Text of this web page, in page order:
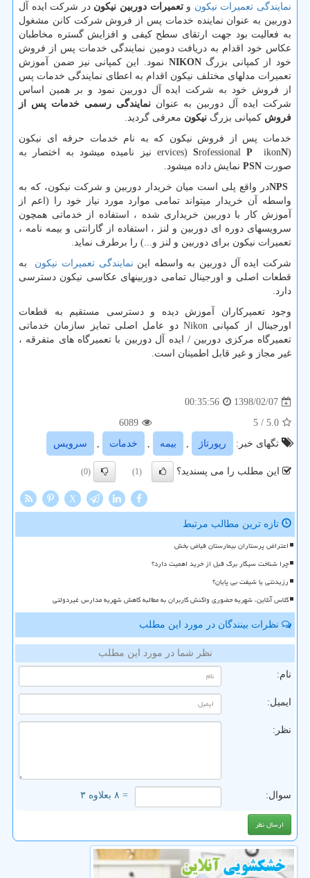
نمایندگی تعمیرات نیکون وتعمیرات دوربین نیکون در شرکت ایده آل
دوربین به عنوان نماینده خدمات پس از فروش شرکت کانن مشغول
به فعالیت بود جهت ارتقای سطح کیفی و افزایش گستره مخاطبان
عکاس خود اقدام به دریافت دومین نمایندگی خدمات پس از فروش
خود از کمپانی بزرگNIKON نمود. این کمپانی نیز ضمن آموزش
تعمیرات مدلهای مختلف نیکون اقدام به اعطای نمایندگی خدمات پس
از فروش خود به شرکت ایده آل دوربین نمود و بر همین اساس
شرکت ایده آل دوربین به عنوان نمایندگی رسمی خدمات پس از
فروش کمپانی بزرگ نیکون معرفی گردید.
خدمات پس از فروش نیکون که به نام خدمات حرفه ای نیکون
(
N
ikon
P
rofessional
S
ervices) نیز نامیده میشود به اختصار به
صورت N
PS نمایش داده میشود.
NPSدر واقع پلی است میان خریدار دوربین و شرکت نیکون، که به
واسطه آن خریدار میتواند تمامی موارد مورد نیاز خود را (اعم از
آموزش کار با دوربین خریداری شده ، استفاده از خدماتی همچون
سرویسهای دوره ای دوربین و لنز ، استفاده از گارانتی و بیمه نامه ،
تعمیرات نیکون برای دوربین و لنز و...) را برطرف نماید.
شرکت ایده آل دوربین به واسطه این نمایندگی تعمیرات نیکون
به
قطعات اصلی و اورجینال تمامی دوربینهای عکاسی نیکون دسترسی
دارد.
وجود تعمیرکاران آموزش دیده و دسترسی مستقیم به قطعات
اورجینال از کمپانی Nikon دو عامل اصلی تمایز سازمان خدماتی
تعمیرگاه مرکزی دوربین / ایده آل دوربین با تعمیرگاه های متفرقه ،
غیر مجاز و غیر قابل اطمینان است.
1398/02/07
00:35:56
5.0
/ 5
6089
تگهای خبر:
رپورتاژ , بیمه , خدمات , سرویس
این مطلب را می پسندید؟ (1)
(0)
X
تازه ترین مطالب مرتبط
اعتراض پرستاران بیمارستان فیاض بخش
چرا شناخت سیگار برگ قبل از خرید اهمیت دارد؟
رزیدنتی یا شیفت بی پایان؟
کلاس آنلاین، شهریه حضوری واکنش کاربران به مطالبه کاهش شهریه مدارس غیردولتی
نظرات بینندگان در مورد این مطلب
نظر شما در مورد این مطلب
نام:
ایمیل:
نظر:
سوال: = ۸ بعلاوه ۳